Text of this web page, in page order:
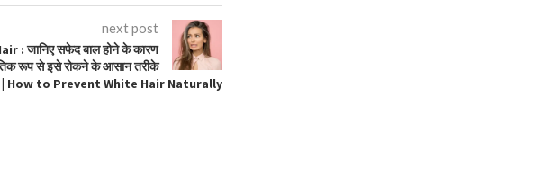
next post
: जानिए सफेद बाल होने के कारण
रूप से इसे रोकने के आसान तरीके
| How to Prevent White Hair Naturally